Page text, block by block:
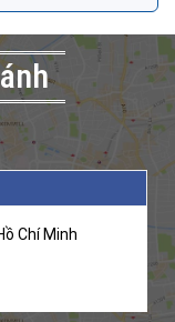
Chí Minh